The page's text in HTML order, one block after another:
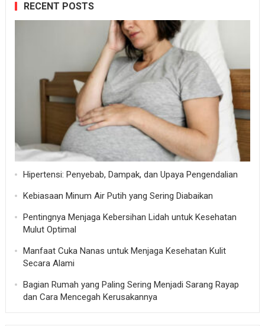
RECENT POSTS
Hipertensi: Penyebab, Dampak, dan Upaya Pengendalian
Kebiasaan Minum Air Putih yang Sering Diabaikan
Pentingnya Menjaga Kebersihan Lidah untuk Kesehatan
Mulut Optimal
Manfaat Cuka Nanas untuk Menjaga Kesehatan Kulit
Secara Alami
Bagian Rumah yang Paling Sering Menjadi Sarang Rayap
dan Cara Mencegah Kerusakannya